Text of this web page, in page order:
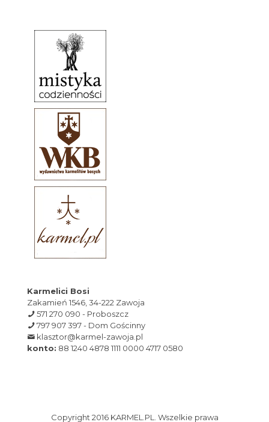
Karmelici Bosi
Zakamień 1546, 34-222 Zawoja
571 270 090 - Proboszcz
797 907 397 - Dom Gościnny
klasztor@karmel-zawoja.pl
konto: 88 1240 4878 1111 0000 4717 0580
Copyright 2016 KARMEL.PL. Wszelkie prawa